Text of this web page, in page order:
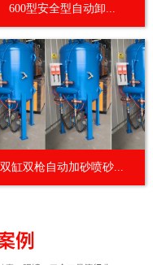
600型安全型自动卸...
双缸双枪自动加砂喷砂...